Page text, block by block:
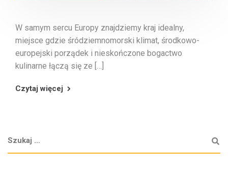
W samym sercu Europy znajdziemy kraj idealny,
miejsce gdzie śródziemnomorski klimat, środkowo-
europejski porządek i nieskończone bogactwo
kulinarne łączą się ze […]
Czytaj więcej